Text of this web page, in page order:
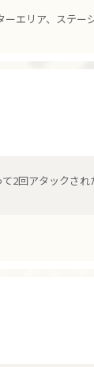
エリア、ステー
2回アタックさ